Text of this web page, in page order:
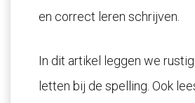
en correct leren schrijven.
In dit artikel leggen we
letten bij de spelling. Ook